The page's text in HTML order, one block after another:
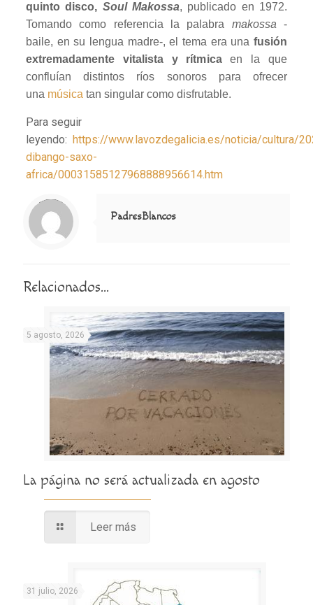
quinto disco, Soul Makossa, publicado en 1972.
Tomando como referencia la palabra makossa -
baile, en su lengua madre-, el tema era una fusión
extremadamente vitalista y rítmicaen la que
confluían distintos ríos sonoros para ofrecer
una música tan singular como disfrutable.
Para seguir
leyendo: https://www.lavozdegalicia.es/noticia/cultura/
dibango-saxo-
africa/00031585127968888956614.htm
Notice
: Trying to access array offset on value of type null in
/home/misioner/public_html/padresblancos/themes/betheme/includes/content-single.php
on line
286
PadresBlancos
Relacionados...
5 agosto, 2026
La página no será actualizada en agosto
Leer más
31 julio, 2026